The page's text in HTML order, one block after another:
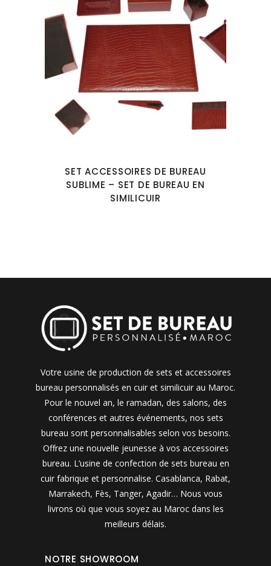
SET ACCESSOIRES DE BUREAU
SUBLIME – SET DE BUREAU EN
SIMILICUIR
Votre usine de production de sets et accessoires
bureau personnalisés en cuir et similicuir au Maroc.
Pour le nouvel an, le ramadan, des salons, des
conférences et autres événements, nos sets
bureau sont personnalisables selon vos besoins.
Offrez une nouvelle jeunesse à vos accessoires
bureau. L’usine de confection de sets bureau en
cuir fabrique et personnalise. Casablanca, Rabat,
Marrakech, Fès, Tanger, Agadir… Nous vous
livrons où que vous soyez au Maroc dans les
meilleurs délais.
NOTRE SHOWROOM